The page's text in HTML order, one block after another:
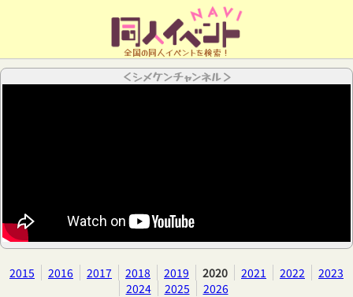
全国の同人イベントを検索！
＜シメケンチャンネル＞
2015 2016 2017 2018 2019 2020 2021 2022
2023
2024
2025 2026